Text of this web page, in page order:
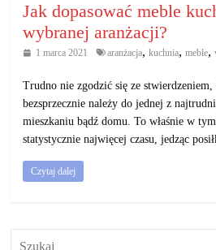
Jak dopasować meble
wybranej aranżacji?
1 marca 2021 aranżacja, kuchnia, meble,
Trudno nie zgodzić się ze
bezsprzecznie należy do jednej z
mieszkaniu bądź domu. To właśnie w
statystycznie najwięcej czasu, jedząc
Czytaj dalej